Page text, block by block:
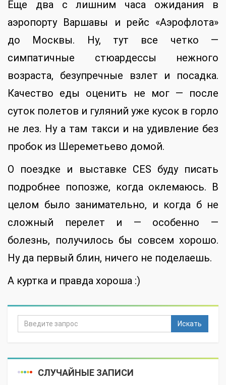
Еще два с лишним часа ожидания в
аэропорту Варшавы и рейс «Аэрофлота»
до Москвы. Ну, тут все четко —
симпатичные стюардессы нежного
возраста, безупречные взлет и посадка.
Качество еды оценить не мог — после
суток полетов и гуляний уже кусок в горло
не лез. Ну а там такси и на удивление без
пробок из Шереметьево домой.
О поездке и выставке CES буду писать
подробнее попозже, когда оклемаюсь. В
целом было занимательно, и когда б не
сложный перелет и — особенно —
болезнь, получилось бы совсем хорошо.
Ну да первый блин, ничего не поделаешь.
А куртка и правда хороша :)
Искать
СЛУЧАЙНЫЕ ЗАПИСИ